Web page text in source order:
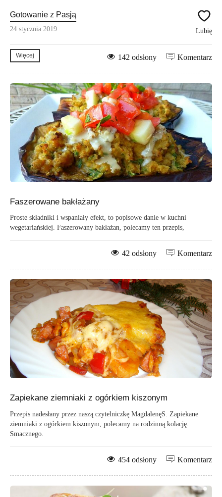
Gotowanie z Pasją
24 stycznia 2019 Lubię
Więcej Komentarz
142 odsłony
Faszerowane bakłażany
Proste składniki i wspaniały efekt, to popisowe danie w kuchni
wegetariańskiej. Faszerowany bakłażan, polecamy ten przepis,
Komentarz
42 odsłony
Zapiekane ziemniaki z ogórkiem kiszonym
Przepis nadesłany przez naszą czytelniczkę MagdalenęS. Zapiekane
ziemniaki z ogórkiem kiszonym, polecamy na rodzinną kolację.
Smacznego.
Komentarz
454 odsłony